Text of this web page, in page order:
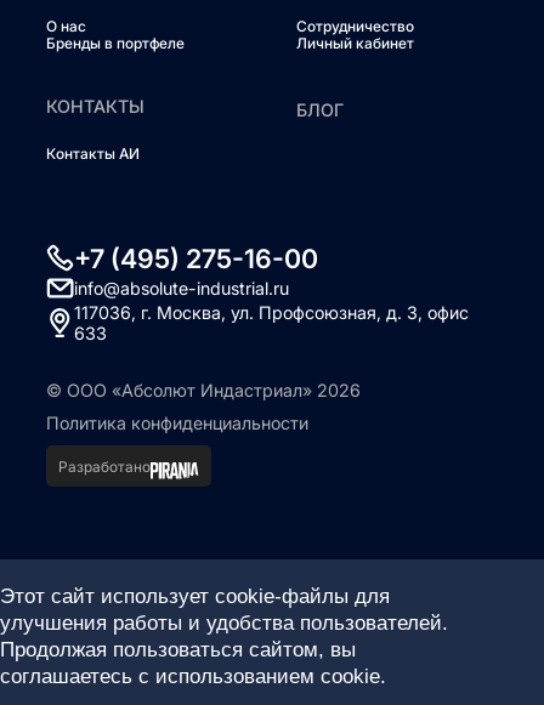
О нас
Бренды в портфеле
Сотрудничество
Личный кабинет
КОНТАКТЫ
Контакты АИ
БЛОГ
+7 (495) 275-16-00
info@absolute-industrial.ru
117036, г. Москва, ул. Профсоюзная, д. 3, офис
633
© ООО «Абсолют Индастриал» 2026
Политика конфиденциальности
Разработано
Этот сайт использует cookie-файлы для
улучшения работы и удобства пользователей.
Продолжая пользоваться сайтом, вы
соглашаетесь с использованием cookie.